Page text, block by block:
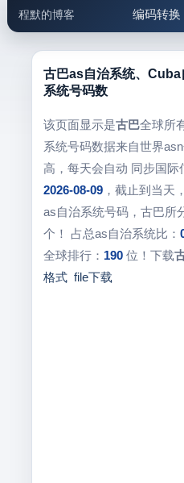
程默的博客 编码转换
邮件工具 生活便民
古巴as自治系统、
系统号码数
该页面显示是古巴全球所
系统号码数据来自世界
高，每天会自动 同步国际
2026-08-09，截止到当天
as自治系统号码，古巴所
个！ 占总as自治系统比：
全球排行： 190位！下载
格式 file下载